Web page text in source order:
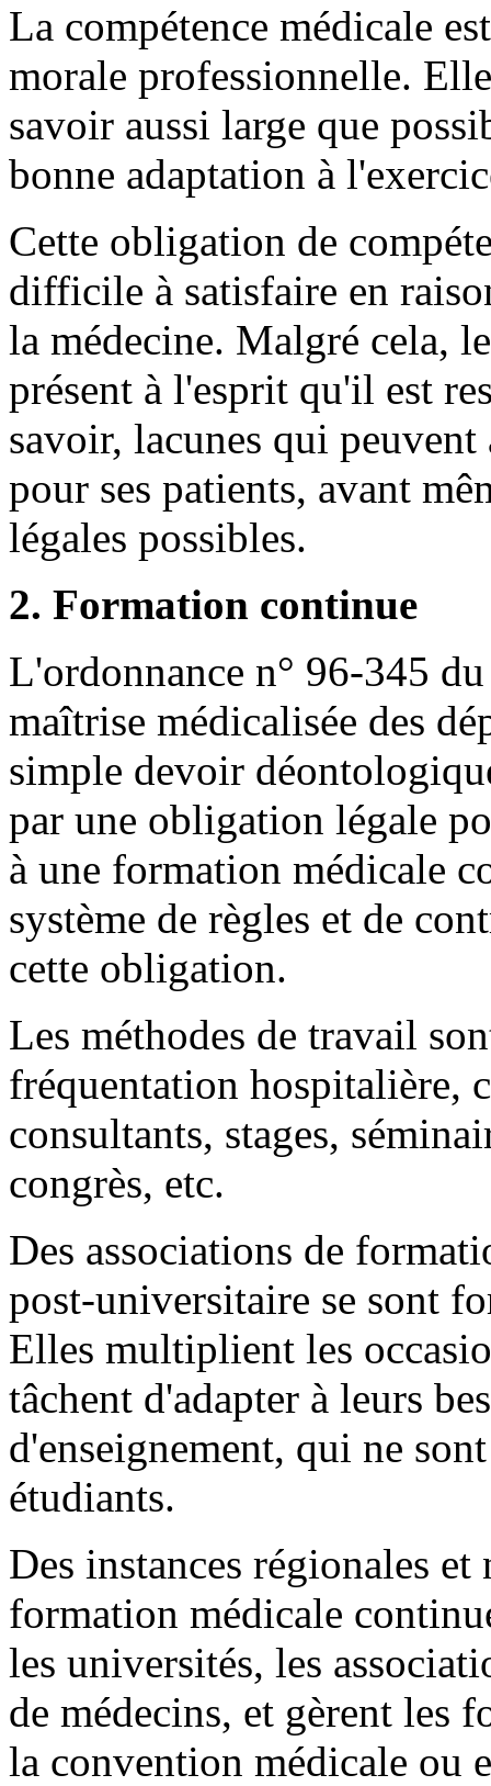
La compétence médicale
morale professionnelle.
savoir aussi large que
bonne adaptation à
Cette obligation de
difficile à satisfaire en
la médecine. Malgré cela,
présent à l'esprit qu'il est
savoir, lacunes qui
pour ses patients, avant
légales possibles.
2. Formation continue
L'ordonnance n° 96-345
maîtrise médicalisée des
simple devoir
par une obligation légale
à une formation médicale
système de règles et de
cette obligation.
Les méthodes de travail
fréquentation hospitalière,
consultants, stages,
congrès, etc.
Des associations de
post-universitaire se sont
Elles multiplient les
tâchent d'adapter à leurs
d'enseignement, qui ne
étudiants.
Des instances régionales
formation médicale
les universités, les
de médecins, et gèrent les
la convention médicale ou